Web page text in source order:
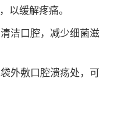
以缓解疼痛。
洁口腔，减少细菌滋
外敷口腔溃疡处，可